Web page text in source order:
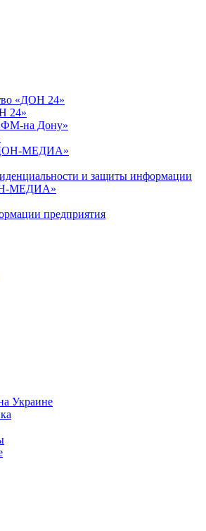
«ДОН 24»
24»
на Дону»
МЕДИА»
и защиты информации
МЕДИА»
предприятия
Украине